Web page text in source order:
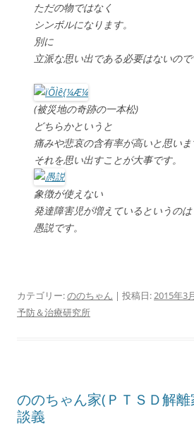
ただの物ではなく
シンボルになります。
別に
立派な思い出である必要はないので
(被災地の奇跡の一本松)
どちらかというと
痛みや悲哀の含有率が高いと思い
それを思い出すことが大事です。
象徴が使えない
発達障害児が増えているというのは
愚説です。
カテゴリー:ののちゃん | 投稿日:2015年3
予防＆治療研究所
ののちゃん家(ＰＴＳＤ解
談義